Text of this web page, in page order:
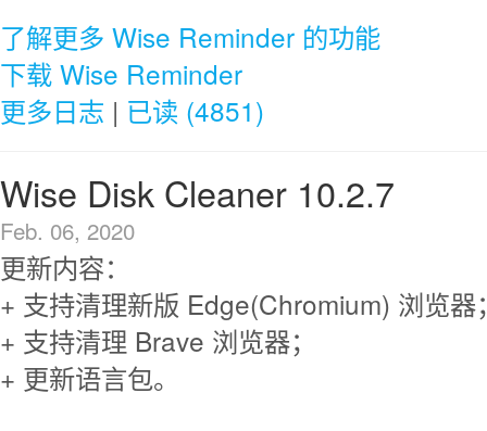
了解更多 Wise Reminder 的功能
下载 Wise Reminder
更多日志 | 已读 (4851)
Wise Disk Cleaner 10.2.7
Feb. 06, 2020
更新内容：
+ 支持清理新版 Edge(Chromium) 浏览器
+ 支持清理 Brave 浏览器；
+ 更新语言包。